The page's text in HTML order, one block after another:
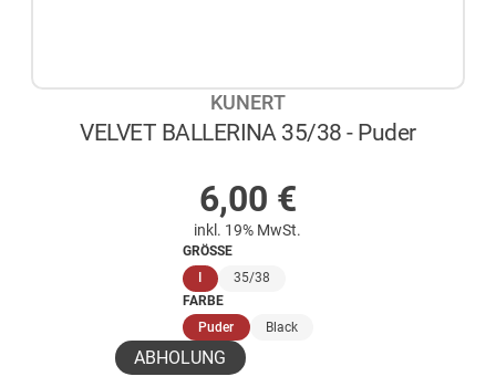
KUNERT
VELVET BALLERINA 35/38 - Puder
6,00 €
inkl. 19% MwSt.
GRÖSSE
(ausgewählt)
35/38
FARBE
Puder(ausgewählt)
Black
ABHOLUNG